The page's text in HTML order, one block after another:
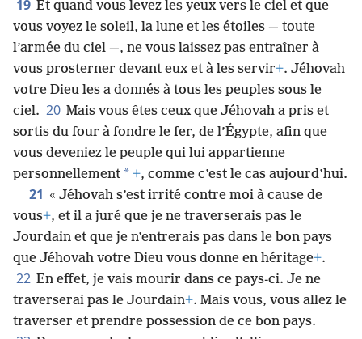
sur le sol ou de tout poisson qui est dans les eaux+
19 Et quand vous levez les yeux vers le ciel et que
vous voyez le soleil, la lune et les étoiles — toute
l’armée du ciel —, ne vous laissez pas entraîner à
vous prosterner devant eux et à les servir +. Jéhovah
votre Dieu les a donnés à tous les peuples sous le
ciel. 20 Mais vous êtes ceux que Jéhovah a pris et
sortis du four à fondre le fer, de l’Égypte, afin que
vous deveniez le peuple qui lui appartienne
personnellement * +, comme c’est le cas aujourd’hui.
21 « Jéhovah s’est irrité contre moi à cause de
vous+, et il a juré que je ne traverserais pas le
Jourdain et que je n’entrerais pas dans le bon pays
que Jéhovah votre Dieu vous donne en héritage+
22 En effet, je vais mourir dans ce pays-ci. Je ne
traverserai pas le Jourdain+. Mais vous, vous allez le